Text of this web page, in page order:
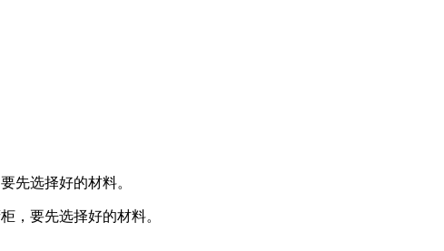
先选择好的材料。
要先选择好的材料。